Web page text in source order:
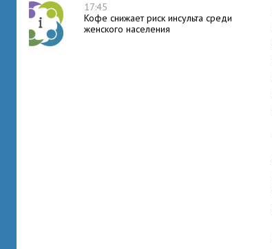
17:45
Кофе снижает риск инсульта среди
женского населения